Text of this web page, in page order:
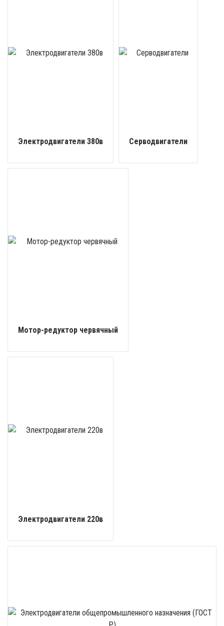
Электродвигатели 380в Серводвигатели
Мотор-редуктор червячный
Электродвигатели 220в